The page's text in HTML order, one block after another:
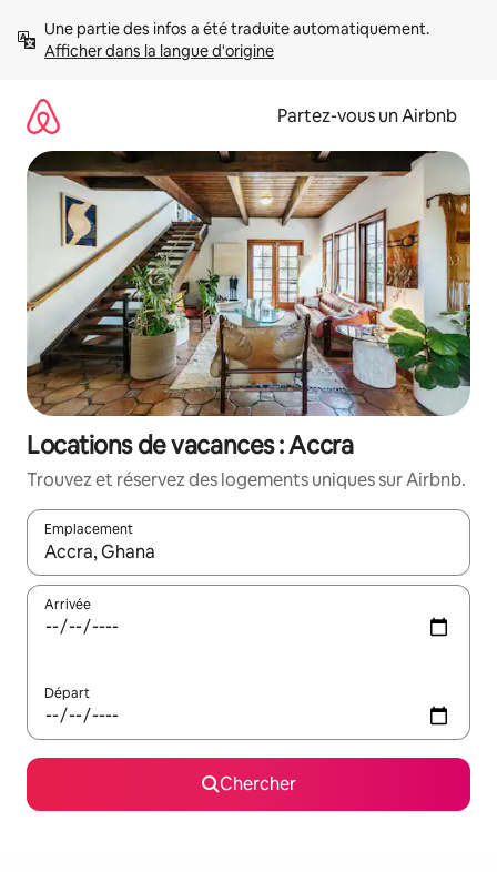
directement
Afficher dans la langue d'origine
Partez-vous un Airbnb
Locations de vacances : Accra
Trouvez et réservez des logements uniques sur Airbnb.
Emplacement
Quand les résultats sont affichés, parcourez-les en utilisant
Arrivée
Départ
Chercher